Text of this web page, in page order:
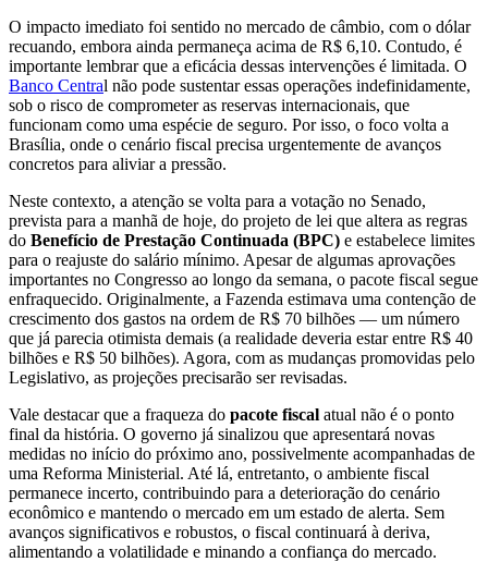
O impacto imediato foi sentido no mercado de câmbio, com o dólar
recuando, embora ainda permaneça acima de R$ 6,10. Contudo, é
importante lembrar que a eficácia dessas intervenções é limitada. O
Banco Central não pode sustentar essas operações indefinidamente,
sob o risco de comprometer as reservas internacionais, que
funcionam como uma espécie de seguro. Por isso, o foco volta a
Brasília, onde o cenário fiscal precisa urgentemente de avanços
concretos para aliviar a pressão.
Neste contexto, a atenção se volta para a votação no Senado,
prevista para a manhã de hoje, do projeto de lei que altera as regras
do Benefício de Prestação Continuada (BPC) e estabelece limites
para o reajuste do salário mínimo. Apesar de algumas aprovações
importantes no Congresso ao longo da semana, o pacote fiscal segue
enfraquecido. Originalmente, a Fazenda estimava uma contenção de
crescimento dos gastos na ordem de R$ 70 bilhões — um número
que já parecia otimista demais (a realidade deveria estar entre R$ 40
bilhões e R$ 50 bilhões). Agora, com as mudanças promovidas pelo
Legislativo, as projeções precisarão ser revisadas.
Vale destacar que a fraqueza do pacote fiscal atual não é o ponto
final da história. O governo já sinalizou que apresentará novas
medidas no início do próximo ano, possivelmente acompanhadas de
uma Reforma Ministerial. Até lá, entretanto, o ambiente fiscal
permanece incerto, contribuindo para a deterioração do cenário
econômico e mantendo o mercado em um estado de alerta. Sem
avanços significativos e robustos, o fiscal continuará à deriva,
alimentando a volatilidade e minando a confiança do mercado.